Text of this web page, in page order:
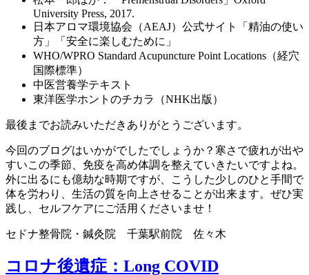
University Press, 2017.
日本アロマ環境協会（AEAJ）公式サイト「精油の使い
方」「安全に楽しむために」
WHO/WPRO Standard Acupuncture Point Locations（経穴
国際標準）
中医営養学テキスト
東洋医学ホントのチカラ（NHK出版）
最後までお読みいただきありがとうございます。
今回のブログはいかがでしたでしょうか？寒さで疲れが出や
すいこの季節、免疫を高め体調を整えていきたいですよね。
外に出るにも億劫な時期ですが、こうした少しのひと手間で
体を労わり、生活の質を向上させることが出来ます。ぜひ実
践し、セルフケアにご活用くださいませ！
セドナ整骨院・鍼灸院 千葉駅前院 佐々木
コロナ後遺症：Long COVID